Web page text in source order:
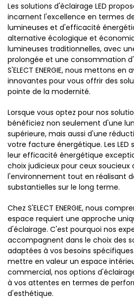
Les solutions d'éclairage LED
incarnent l'excellence en termes
lumineuses et d'efficacité
alternative écologique et
lumineuses traditionnelles, avec
prolongée et une consommation
S'ELECT ENERGIE, nous mettons
innovantes pour vous offrir des
pointe de la modernité.
Lorsque vous optez pour nos
bénéficiez non seulement d'une
supérieure, mais aussi d'une
votre facture énergétique. Les LED
leur efficacité énergétique
choix judicieux pour ceux soucieux
l'environnement tout en réalisant
substantielles sur le long terme.
Chez S'ELECT ENERGIE, nous
espace requiert une approche
d'éclairage. C'est pourquoi nos
accompagnent dans le choix des
adaptées à vos besoins
mettre en valeur un espace
commercial, nos options
à vos attentes en termes de
d'esthétique.